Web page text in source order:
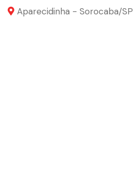
Aparecidinha - Sorocaba/SP